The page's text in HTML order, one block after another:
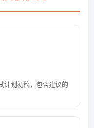
计划初稿，包含建议的